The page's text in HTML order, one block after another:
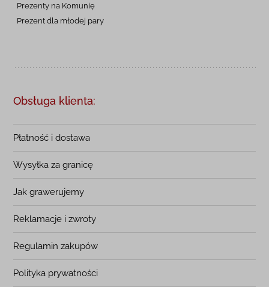
Prezenty na Komunię
Prezent dla młodej pary
Obsługa klienta:
Płatność i dostawa
Wysyłka za granicę
Jak grawerujemy
Reklamacje i zwroty
Regulamin zakupów
Polityka prywatności